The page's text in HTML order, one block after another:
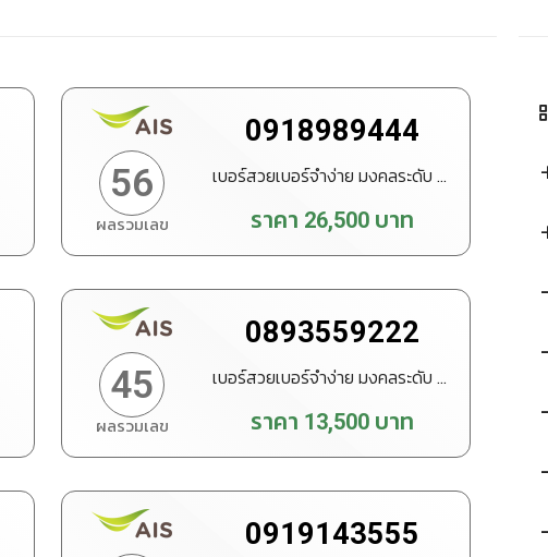
0918989444
56
ผลรวมเลข
เบอร์สวยเบอร์จำง่าย มงคลระดับ VIP
ราคา 26,500 บาท
ทำนายเบอร์ สั่งซื้อ
0893559222
45
ผลรวมเลข
เบอร์สวยเบอร์จำง่าย มงคลระดับ VIP
ราคา 13,500 บาท
ทำนายเบอร์ สั่งซื้อ
0919143555